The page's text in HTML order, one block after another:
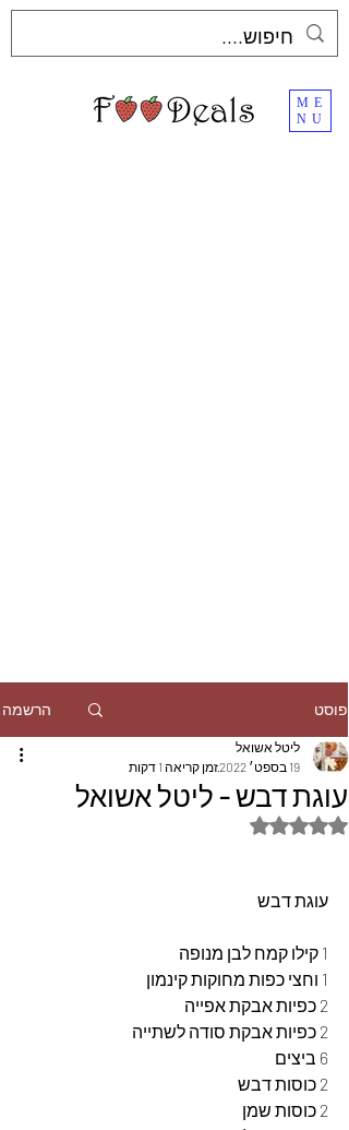
ME
NU
פוסט הרשמה
עוגת דבש - ליטל אשואל
ליטל אשואל
19 בספט׳ 2022
זמן קריאה 1 דקות
דירוג של NaN מתוך 5 כוכבים
עוגת דבש
1 קילו קמח לבן מנופה
1 וחצי כפות מחוקות קינמון
2 כפיות אבקת אפייה
2 כפיות אבקת סודה לשתייה
6 ביצים
2 כוסות דבש
2 כוסות שמן